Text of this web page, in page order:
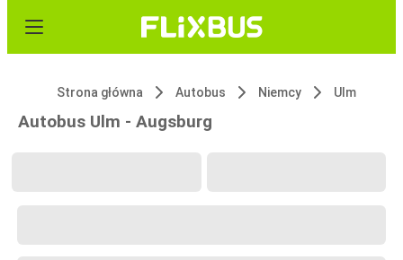
Strona główna Autobus Niemcy Ulm
Autobus Ulm - Augsburg